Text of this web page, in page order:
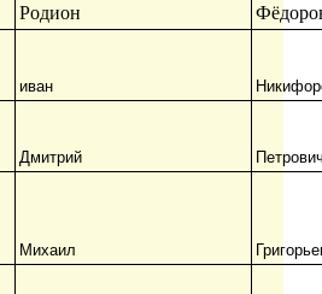
Родион
иван
Дмитрий
Михаил